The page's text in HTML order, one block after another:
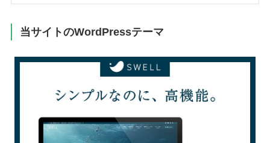
当サイトのWordPressテーマ